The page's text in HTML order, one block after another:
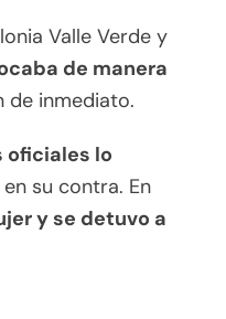
Valle Verde y
de manera
de inmediato.
oficiales lo
en su contra. En
y se detuvo a